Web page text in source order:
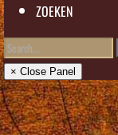
ZOEKEN
× Close Panel